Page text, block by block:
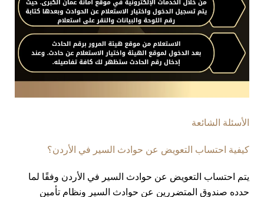
الأسئلة الشائعة
كيفية احتساب التعويض عن حوادث السير في الأردن؟
يتم احتساب التعويض عن حوادث السير في الأردن وفقًا لما
حدده صندوق المتضررين عن حوادث السير ونظام تأمين